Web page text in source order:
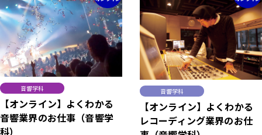
音響学科
【オンライン】よくわかる
音響業界のお仕事（音響学
科）
音響学科
【オンライン】よくわかる
レコーディング業界のお仕